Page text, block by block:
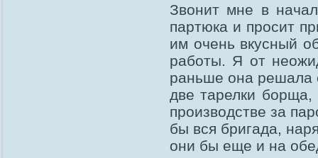
Звонит мне в
партюка и просит
им очень вкусный
работы. Я от
раньше она решала
две тарелки
производстве за
бы вся бригада,
они бы еще и на